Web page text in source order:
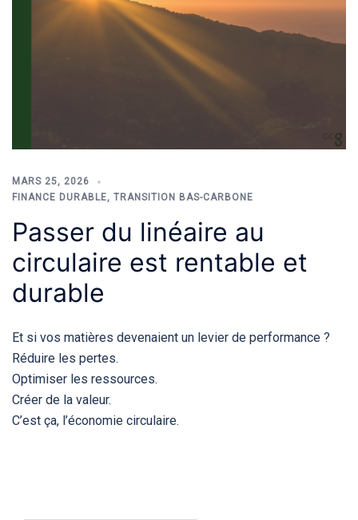
MARS 25, 2026
FINANCE DURABLE, TRANSITION BAS-CARBONE
Passer du linéaire au
circulaire est rentable et
durable
Et si vos matières devenaient un levier de performance ?
Réduire les pertes.
Optimiser les ressources.
Créer de la valeur.
C’est ça, l’économie circulaire.